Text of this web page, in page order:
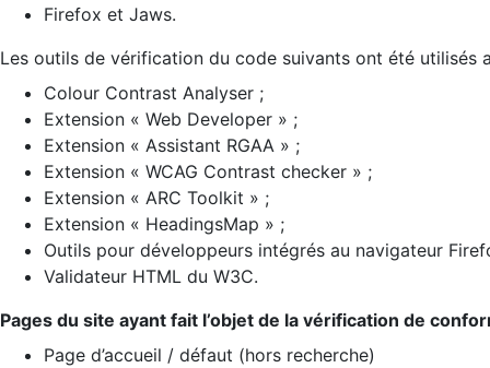
Firefox et Jaws.
Les outils de vérification du code suivants ont été utilisés
Colour Contrast Analyser ;
Extension « Web Developer » ;
Extension « Assistant RGAA » ;
Extension « WCAG Contrast checker » ;
Extension « ARC Toolkit » ;
Extension « HeadingsMap » ;
Outils pour développeurs intégrés au navigateur
Validateur HTML du W3C.
Pages du site ayant fait l’objet de la vérification de
Page d’accueil / défaut (hors recherche)